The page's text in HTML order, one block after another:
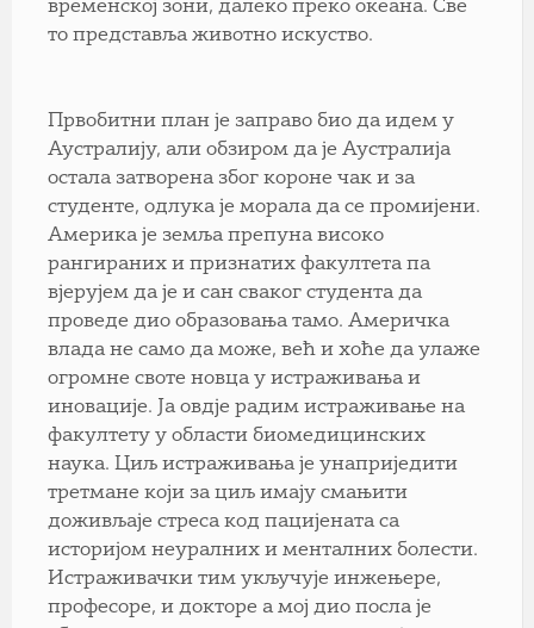
временској зони, далеко преко океана. Све
то представља животно искуство.
Првобитни план је заправо био да идем у
Аустралију, али обзиром да је Аустралија
остала затворена због короне чак и за
студенте, одлука је морала да се промијени.
Америка је земља препуна високо
рангираних и признатих факултета па
вјерујем да је и сан сваког студента да
проведе дио образовања тамо. Америчка
влада не само да може, већ и хоће да улаже
огромне своте новца у истраживања и
иновације. Ја овдје радим истраживање на
факултету у области биомедицинских
наука. Циљ истраживања је унаприједити
третмане који за циљ имају смањити
доживљаје стреса код пацијената са
историјом неуралних и менталних болести.
Истраживачки тим укључује инжењере,
професоре, и докторе а мој дио посла је